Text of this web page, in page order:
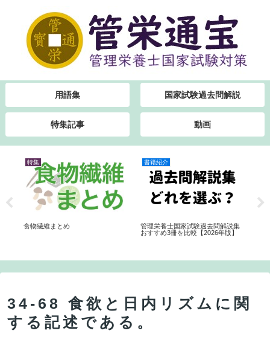
用語集 国家試験過去問解説
特集記事 動画
特集
食物繊維まとめ
書籍紹介
管理栄養士国家試験過去問解説集
おすすめ3冊を比較【2026年版】
34-68 食欲と日内リズムに関
する記述である。